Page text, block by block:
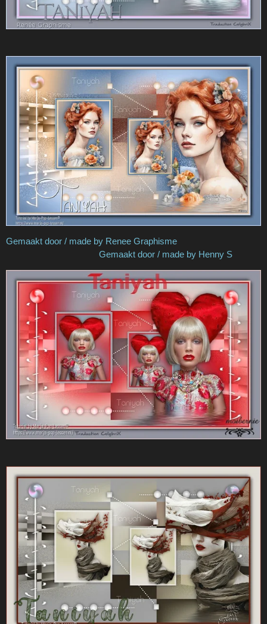
Gemaakt door / made by Renee Graphisme
Gemaakt door / made by Henny S